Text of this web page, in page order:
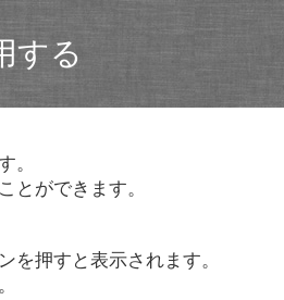
する
。
とができます。
を押すと表示されます。